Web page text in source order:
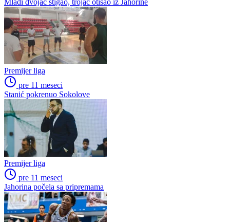
Prva liga RS
Poslednje vesti
Premijer liga
pre 11 meseci
Kombo pojačanje za Slaviju iz Slovenije
Premijer liga
pre 11 meseci
Mladi dvojac stigao, trojac otišao iz Jahorine